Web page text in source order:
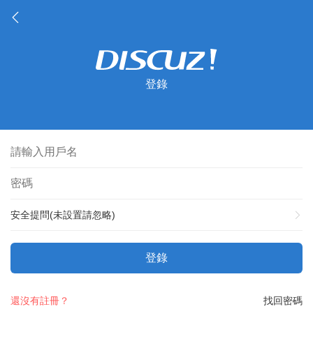
登錄
安全提問(未設置請忽略)
登錄
找回密碼
還沒有註冊？